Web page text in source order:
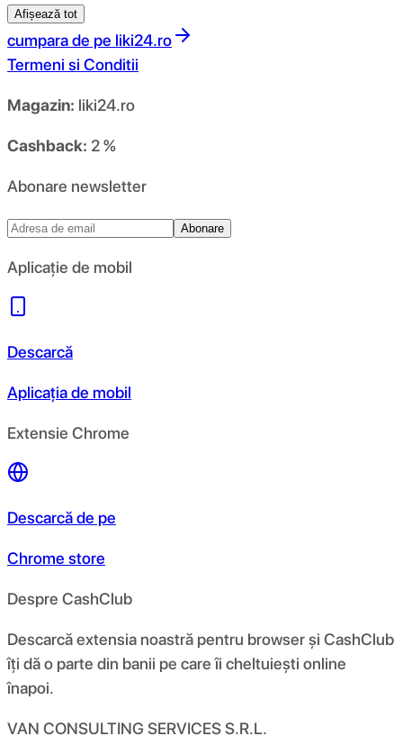
Afișează tot
cumpara de pe liki24.ro
Termeni si Conditii
Magazin: liki24.ro
Cashback: 2 %
Abonare newsletter
Abonare
Aplicație de mobil
Descarcă
Aplicația de mobil
Extensie Chrome
Descarcă de pe
Chrome store
Despre CashClub
Descarcă extensia noastră pentru browser și CashClub
îți dă o parte din banii pe care îi cheltuiești online
înapoi.
VAN CONSULTING SERVICES S.R.L.